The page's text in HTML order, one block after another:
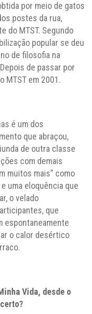
por meio de gatos
postes da rua,
do MTST. Segundo
popular se deu
de filosofia na
de passar por
MTST em 2001.
é um dos
que abraçou,
de outra classe
com demais
muitos mais” como
uma eloquência que
o velado
que
espontaneamente
o calor desértico
Vida, desde o